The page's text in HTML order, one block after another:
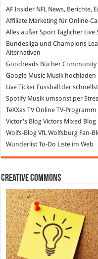
AF Insider NFL News, Berichte,
Affiliate Marketing für Online-
Alles außer SportTäglicher Live
Bundesliga und Champions
Alternativen
Goodreads Bücher Community
Google Music Musik
Live Ticker Fussball
der
SpotifyMusik umsonst per
TeXXas TVOnline TV-Programm
Victor's Blog Victors Mixed Blog
Wolfs-Blog VfL Wolfsburg Fan-
WunderlistTo-Do Liste im Web
Creative Commons